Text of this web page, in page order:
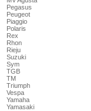
Pegasus
Peugeot
Piaggio
Polaris
Rex
Rhon
Rieju
Suzuki
Sym
TGB
TM
Triumph
Vespa
Yamaha
Yamasaki